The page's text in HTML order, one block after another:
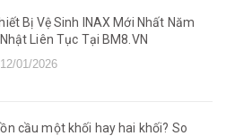
Bị Vệ Sinh INAX Mới Nhất Năm
Liên Tục Tại BM8.VN
12/01/2026
cầu một khối hay hai khối? So